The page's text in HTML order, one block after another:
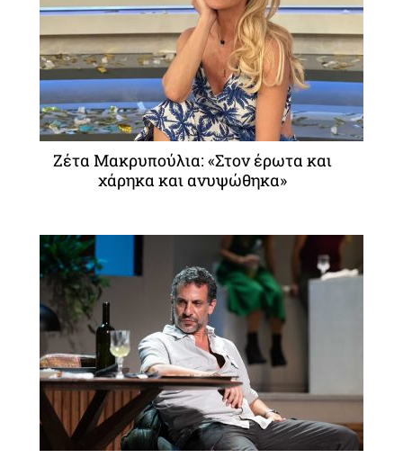
Ζέτα Μακρυπούλια: «Στον έρωτα και
χάρηκα και ανυψώθηκα»